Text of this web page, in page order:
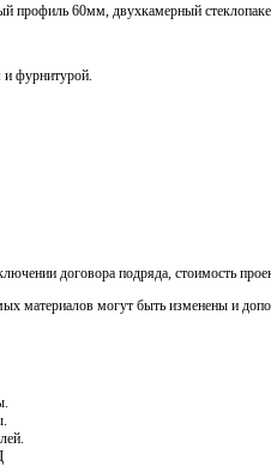
профиль 60мм, двухкамерный
фурнитурой.
договора подряда, стоимость
материалов могут быть изменены и